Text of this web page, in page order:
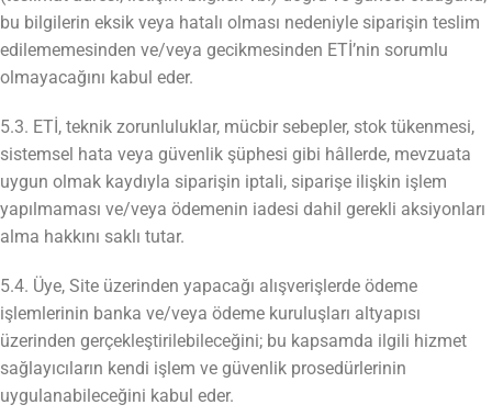
bu bilgilerin eksik veya hatalı olması nedeniyle siparişin teslim
edilememesinden ve/veya gecikmesinden ETİ’nin sorumlu
olmayacağını kabul eder.
5.3. ETİ, teknik zorunluluklar, mücbir sebepler, stok tükenmesi,
sistemsel hata veya güvenlik şüphesi gibi hâllerde, mevzuata
uygun olmak kaydıyla siparişin iptali, siparişe ilişkin işlem
yapılmaması ve/veya ödemenin iadesi dahil gerekli aksiyonları
alma hakkını saklı tutar.
5.4. Üye, Site üzerinden yapacağı alışverişlerde ödeme
işlemlerinin banka ve/veya ödeme kuruluşları altyapısı
üzerinden gerçekleştirilebileceğini; bu kapsamda ilgili hizmet
sağlayıcıların kendi işlem ve güvenlik prosedürlerinin
uygulanabileceğini kabul eder.